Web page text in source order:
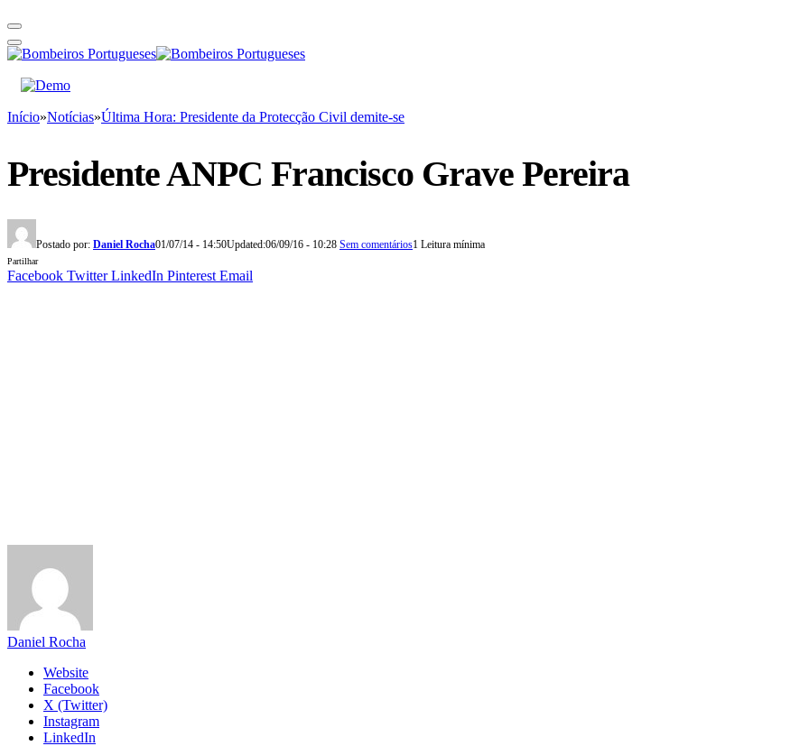
Início»Notícias»Última Hora: Presidente da Protecção Civil demite-se
Presidente ANPC Francisco Grave Pereira
Postado por: Daniel Rocha01/07/14 - 14:50Updated:06/09/16 - 10:28 Sem comentários1 Leitura mínima
Partilhar
Facebook Twitter LinkedIn Pinterest Email
Daniel Rocha
Website
Facebook
X (Twitter)
Instagram
LinkedIn